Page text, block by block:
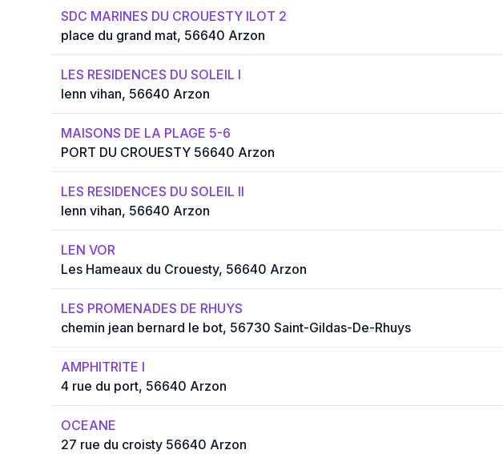
SDC MARINES DU CROUESTY ILOT 2
place du grand mat, 56640 Arzon
LES RESIDENCES DU SOLEIL I
lenn vihan, 56640 Arzon
MAISONS DE LA PLAGE 5-6
PORT DU CROUESTY 56640 Arzon
LES RESIDENCES DU SOLEIL II
lenn vihan, 56640 Arzon
LEN VOR
Les Hameaux du Crouesty, 56640 Arzon
LES PROMENADES DE RHUYS
chemin jean bernard le bot, 56730 Saint-Gildas-De-Rhuys
AMPHITRITE I
4 rue du port, 56640 Arzon
OCEANE
27 rue du croisty 56640 Arzon